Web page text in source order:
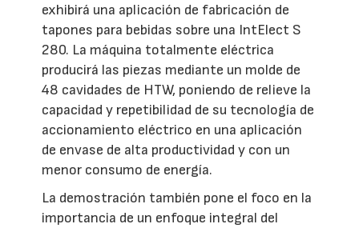
exhibirá una aplicación de fabricación de
tapones para bebidas sobre una IntElect S
280. La máquina totalmente eléctrica
producirá las piezas mediante un molde de
48 cavidades de HTW, poniendo de relieve la
capacidad y repetibilidad de su tecnología de
accionamiento eléctrico en una aplicación
de envase de alta productividad y con un
menor consumo de energía.
La demostración también pone el foco en la
importancia de un enfoque integral del